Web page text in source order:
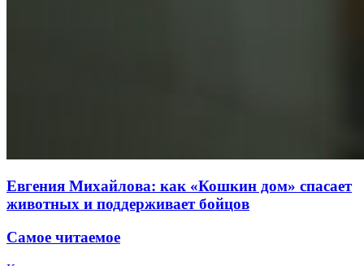
Евгения Михайлова: как «Кошкин дом» спасает
животных и поддерживает бойцов
Самое читаемое